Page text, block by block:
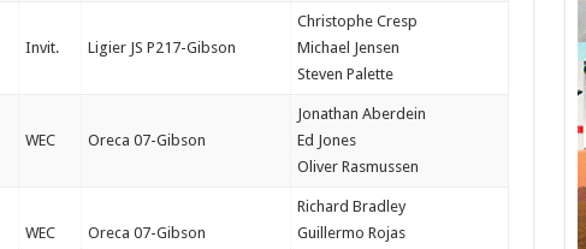
Invit. Ligier JS P217-Gibson
Christophe Cresp
Michael Jensen
Steven Palette
WEC Oreca 07-Gibson
Jonathan Aberdein
Ed Jones
Oliver Rasmussen
WEC Oreca 07-Gibson
Richard Bradley
Guillermo Rojas